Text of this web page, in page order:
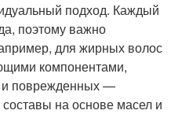
подход. Каждый
поэтому важно
для жирных волос
компонентами,
и поврежденных —
на основе масел и